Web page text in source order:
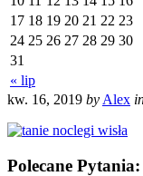
« lip
17 18 19 20 21 22 23
24 25 26 27 28 29 30
31
kw. 16, 2019 by Alex
Polecane Pytania: